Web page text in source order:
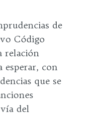
de
Código
relación
esperar, con
que se
del